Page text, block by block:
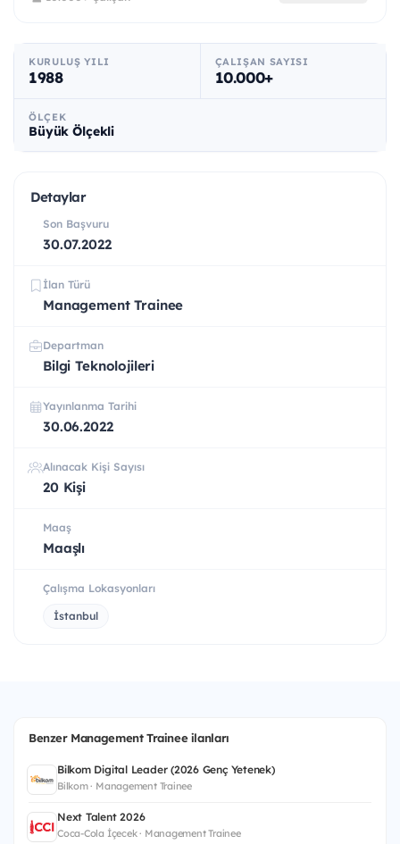
KURULUŞ YILI
1988
ÇALIŞAN SAYISI
10.000+
ÖLÇEK
Büyük Ölçekli
Detaylar
Son Başvuru
30.07.2022
İlan Türü
Management Trainee
Departman
Bilgi Teknolojileri
Yayınlanma Tarihi
30.06.2022
Alınacak Kişi Sayısı
20 Kişi
Maaş
Maaşlı
Çalışma Lokasyonları
İstanbul
Benzer Management Trainee ilanları
Bilkom Digital Leader (2026 Genç Yetenek)
Bilkom · Management Trainee
Next Talent 2026
Coca-Cola İçecek · Management Trainee